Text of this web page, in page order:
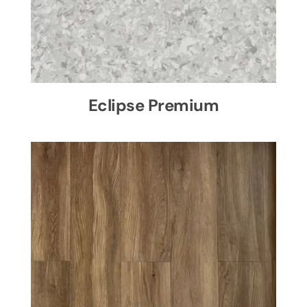
Eclipse Premium